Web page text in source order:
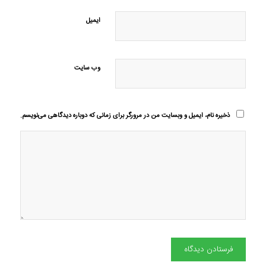
ایمیل
وب‌ سایت
ذخیره نام، ایمیل و وبسایت من در مرورگر برای زمانی که دوباره دیدگاهی می‌نویسم.